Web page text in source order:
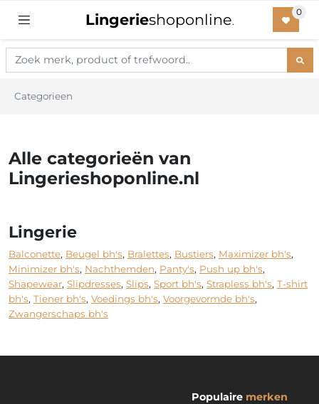
Lingerieshoponline.
Categorieen
Alle categorieën van
Lingerieshoponline.nl
Lingerie
Balconette, Beugel bh's, Bralettes, Bustiers, Maximizer bh's,
Minimizer bh's, Nachthemden, Panty's, Push up bh's,
Shapewear, Slipdresses, Slips, Sport bh's, Strapless bh's, T-shirt
bh's, Tiener bh's, Voedings bh's, Voorgevormde bh's,
Zwangerschaps bh's
Populaire merken